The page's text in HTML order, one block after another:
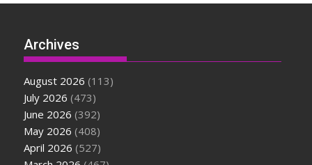
Archives
August 2026 (113)
July 2026 (473)
June 2026 (392)
May 2026 (408)
April 2026 (527)